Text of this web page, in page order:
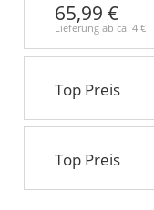
65,99 €
Lieferung ab ca. 4 €
Top Preis
Top Preis